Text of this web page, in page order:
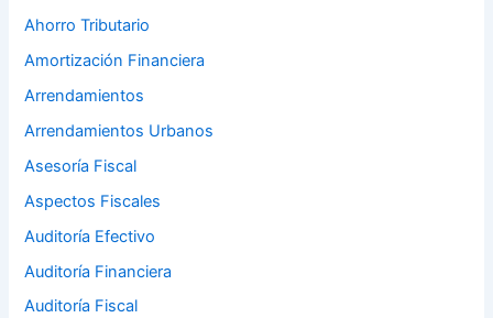
Ahorro Tributario
Amortización Financiera
Arrendamientos
Arrendamientos Urbanos
Asesoría Fiscal
Aspectos Fiscales
Auditoría Efectivo
Auditoría Financiera
Auditoría Fiscal